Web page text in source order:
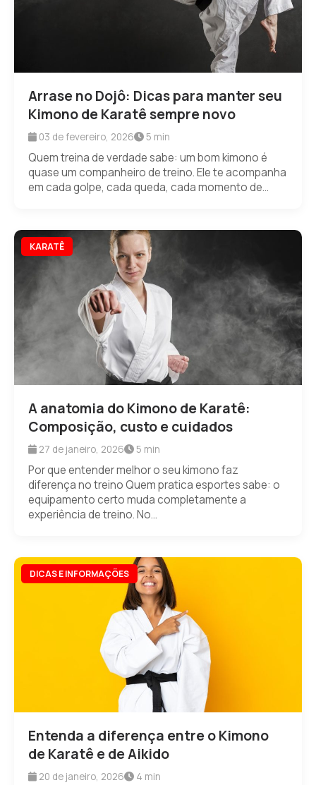
Arrase no Dojô: Dicas para manter seu
Kimono de Karatê sempre novo
03 de fevereiro, 2026 5 min
Quem treina de verdade sabe: um bom kimono é
quase um companheiro de treino. Ele te acompanha
em cada golpe, cada queda, cada momento de...
KARATÊ
A anatomia do Kimono de Karatê:
Composição, custo e cuidados
27 de janeiro, 2026 5 min
Por que entender melhor o seu kimono faz
diferença no treino Quem pratica esportes sabe: o
equipamento certo muda completamente a
experiência de treino. No...
DICAS E INFORMAÇÕES
Entenda a diferença entre o Kimono
de Karatê e de Aikido
20 de janeiro, 2026 4 min